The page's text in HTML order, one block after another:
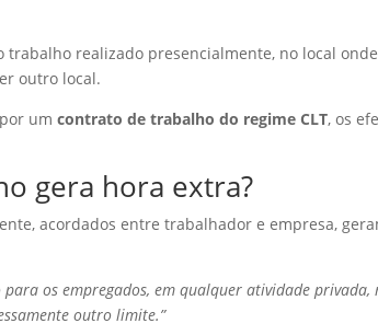
trabalho realizado presencialmente, no local onde
outro local.
por umcontrato de trabalho do regime CLT, os
gera hora extra?
acordados entre trabalhador e empresa,
os empregados, em qualquer atividade privada,
outro limite.”